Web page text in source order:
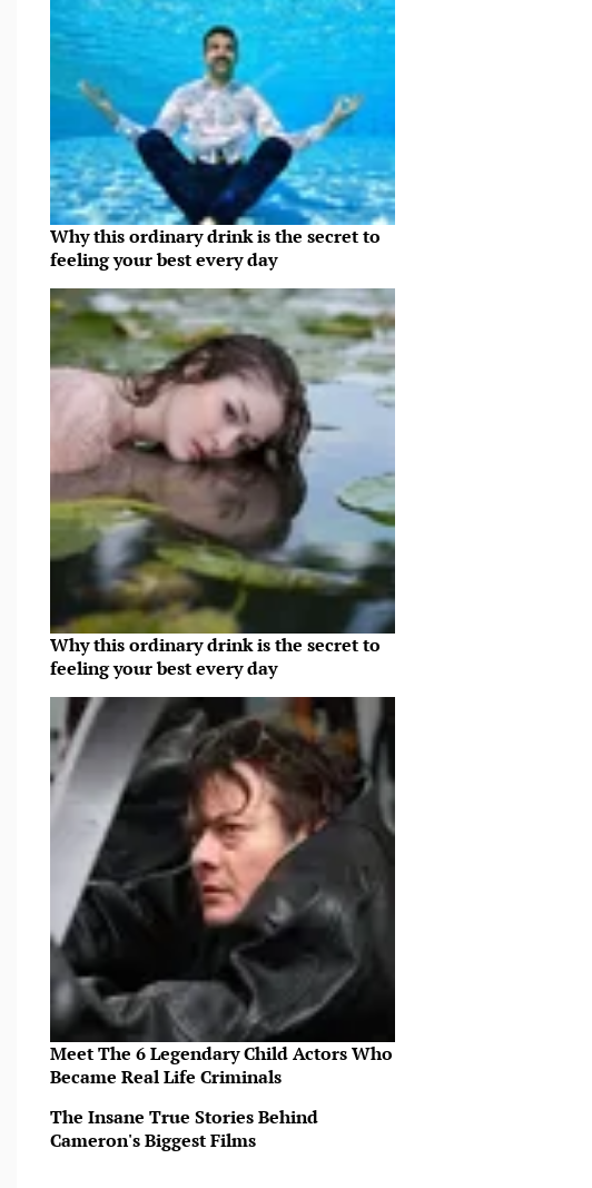
Why this ordinary drink is the secret to
feeling your best every day
Why this ordinary drink is the secret to
feeling your best every day
Meet The 6 Legendary Child Actors Who
Became Real Life Criminals
The Insane True Stories Behind
Cameron's Biggest Films